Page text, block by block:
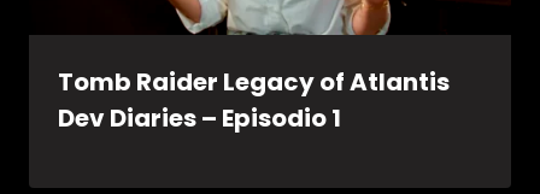
Tomb Raider Legacy of Atlantis
Dev Diaries – Episodio 1